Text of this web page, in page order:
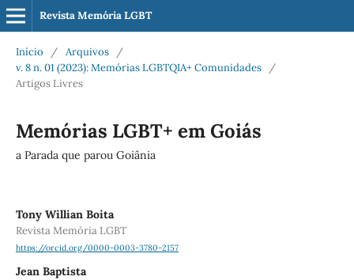
Revista Memória LGBT
Início / Arquivos
/
v. 8 n. 01 (2023): Memórias LGBTQIA+ Comunidades
/
Artigos Livres
Memórias LGBT+ em Goiás
a Parada que parou Goiânia
Tony Willian Boita
Revista Memória LGBT
https://orcid.org/0000-0003-3780-2157
Jean Baptista